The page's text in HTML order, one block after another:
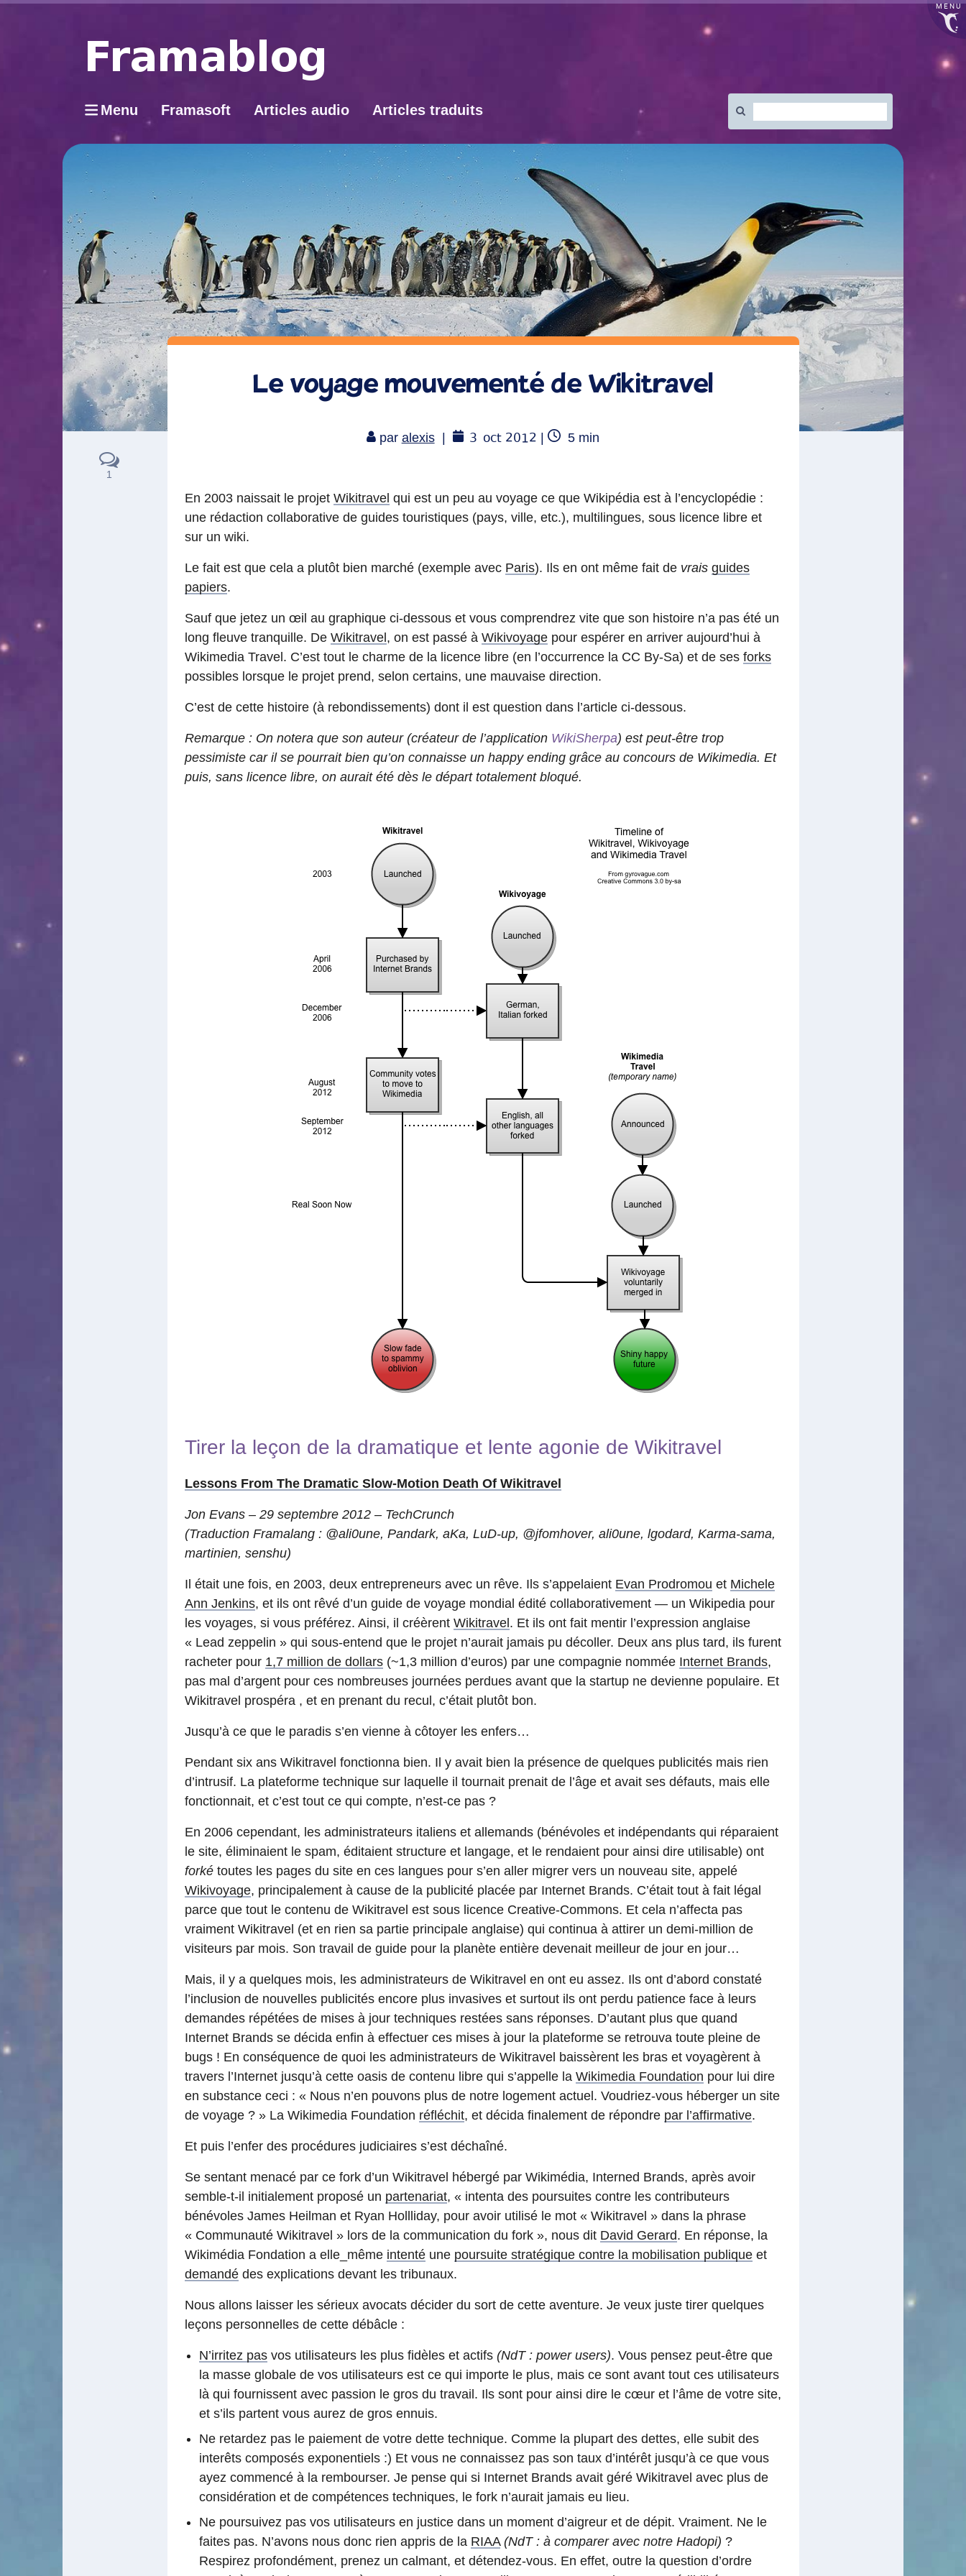
MENU
Menu Framasoft Articles audio Articles traduits
:
1
Le voyage mouvementé de Wikitravel
par alexis 3 oct 2012 |
Temps
5 min
En 2003 naissait le projet Wikitravel qui est un peu au voyage ce que Wikipédia est à l’encyclopédie :
une rédaction collaborative de guides touristiques (pays, ville, etc.), multilingues, sous licence libre et
sur un wiki.
Le fait est que cela a plutôt bien marché (exemple avec Paris). Ils en ont même fait de vrais guides
papiers.
Sauf que jetez un œil au graphique ci-dessous et vous comprendrez vite que son histoire n’a pas été un
long fleuve tranquille. De Wikitravel , on est passé à Wikivoyagepour espérer en arriver aujourd’hui à
Wikimedia Travel. C’est tout le charme de la licence libre (en l’occurrence la CC By-Sa) et de ses forks
possibles lorsque le projet prend, selon certains, une mauvaise direction.
C’est de cette histoire (à rebondissements) dont il est question dans l’article ci-dessous.
Remarque : On notera que son auteur (créateur de l’application WikiSherpa) est peut-être trop
pessimiste car il se pourrait bien qu’on connaisse un happy ending grâce au concours de Wikimedia. Et
puis, sans licence libre, on aurait été dès le départ totalement bloqué.
Tirer la leçon de la dramatique et lente agonie de Wikitravel
Lessons From The Dramatic Slow-Motion Death Of Wikitravel
Jon Evans – 29 septembre 2012 – TechCrunch
(Traduction Framalang : @ali0une, Pandark, aKa, LuD-up, @jfomhover, ali0une, lgodard, Karma-sama,
martinien, senshu)
Il était une fois, en 2003, deux entrepreneurs avec un rêve. Ils s’appelaient Evan Prodromou et Michele
Ann Jenkins, et ils ont rêvé d’un guide de voyage mondial édité collaborativement — un Wikipedia pour
les voyages, si vous préférez. Ainsi, il créèrent Wikitravel. Et ils ont fait mentir l’expression anglaise
« Lead zeppelin » qui sous-entend que le projet n’aurait jamais pu décoller. Deux ans plus tard, ils furent
racheter pour 1,7 million de dollars(~1,3 million d’euros) par une compagnie nommée Internet Brands,
pas mal d’argent pour ces nombreuses journées perdues avant que la startup ne devienne populaire. Et
Wikitravel prospéra , et en prenant du recul, c’était plutôt bon.
Jusqu’à ce que le paradis s’en vienne à côtoyer les enfers…
Pendant six ans Wikitravel fonctionna bien. Il y avait bien la présence de quelques publicités mais rien
d’intrusif. La plateforme technique sur laquelle il tournait prenait de l’âge et avait ses défauts, mais elle
fonctionnait, et c’est tout ce qui compte, n’est-ce pas ?
En 2006 cependant, les administrateurs italiens et allemands (bénévoles et indépendants qui réparaient
le site, éliminaient le spam, éditaient structure et langage, et le rendaient pour ainsi dire utilisable) ont
forkétoutes les pages du site en ces langues pour s’en aller migrer vers un nouveau site, appelé
Wikivoyage, principalement à cause de la publicité placée par Internet Brands. C’était tout à fait légal
parce que tout le contenu de Wikitravel est sous licence Creative-Commons. Et cela n’affecta pas
vraiment Wikitravel (et en rien sa partie principale anglaise) qui continua à attirer un demi-million de
visiteurs par mois. Son travail de guide pour la planète entière devenait meilleur de jour en jour…
Mais, il y a quelques mois, les administrateurs de Wikitravel en ont eu assez. Ils ont d’abord constaté
l’inclusion de nouvelles publicités encore plus invasives et surtout ils ont perdu patience face à leurs
demandes répétées de mises à jour techniques restées sans réponses. D’autant plus que quand
Internet Brands se décida enfin à effectuer ces mises à jour la plateforme se retrouva toute pleine de
bugs ! En conséquence de quoi les administrateurs de Wikitravel baissèrent les bras et voyagèrent à
travers l’Internet jusqu’à cette oasis de contenu libre qui s’appelle la Wikimedia Foundation pour lui dire
en substance ceci : « Nous n’en pouvons plus de notre logement actuel. Voudriez-vous héberger un site
de voyage ? » La Wikimedia Foundation réfléchit, et décida finalement de répondre par l’affirmative.
Et puis l’enfer des procédures judiciaires s’est déchaîné.
Se sentant menacé par ce fork d’un Wikitravel hébergé par Wikimédia, Interned Brands, après avoir
semble-t-il initialement proposé un partenariat, « intenta des poursuites contre les contributeurs
bénévoles James Heilman et Ryan Hollliday, pour avoir utilisé le mot « Wikitravel » dans la phrase
« Communauté Wikitravel » lors de la communication du fork », nous dit David Gerard. En réponse, la
Wikimédia Fondation a elle_même intentéune poursuite stratégique contre la mobilisation publiqueet
demandédes explications devant les tribunaux.
Nous allons laisser les sérieux avocats décider du sort de cette aventure. Je veux juste tirer quelques
leçons personnelles de cette débâcle :
N’irritez pasvos utilisateurs les plus fidèles et actifs (NdT : power users). Vous pensez peut-être que
la masse globale de vos utilisateurs est ce qui importe le plus, mais ce sont avant tout ces utilisateurs
là qui fournissent avec passion le gros du travail. Ils sont pour ainsi dire le cœur et l’âme de votre site,
et s’ils partent vous aurez de gros ennuis.
Ne retardez pas le paiement de votre dette technique. Comme la plupart des dettes, elle subit des
interêts composés exponentiels :) Et vous ne connaissez pas son taux d’intérêt jusqu’à ce que vous
ayez commencé à la rembourser. Je pense qui si Internet Brands avait géré Wikitravel avec plus de
considération et de compétences techniques, le fork n’aurait jamais eu lieu.
Ne poursuivez pas vos utilisateurs en justice dans un moment d’aigreur et de dépit. Vraiment. Ne le
faites pas. N’avons nous donc rien appris de la RIAA (NdT : à comparer avec notre Hadopi) ?
Respirez profondément, prenez un calmant, et détendez-vous. En effet, outre la question d’ordre